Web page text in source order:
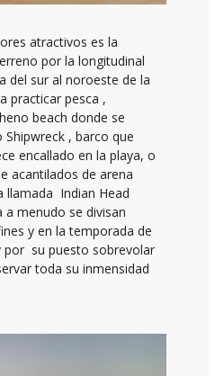
atractivos es la
por la longitudinal
del sur al noroeste de la
practicar pesca ,
beach donde se
, barco que
encallado en la playa, o
acantilados de arena
llamada Indian Head
a menudo se divisan
y en la temporada de
por su puesto sobrevolar
toda su inmensidad